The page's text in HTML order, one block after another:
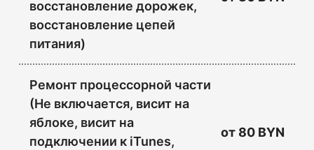
восстановление дорожек,
восстановление цепей
питания)
Ремонт процессорной части
(Не включается, висит на
яблоке, висит на
подключении к iTunes,
от 80 BYN